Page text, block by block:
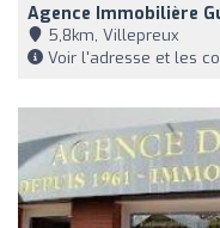
Agence Immobilière
5,8km, Villepreux
Voir l'adresse et les